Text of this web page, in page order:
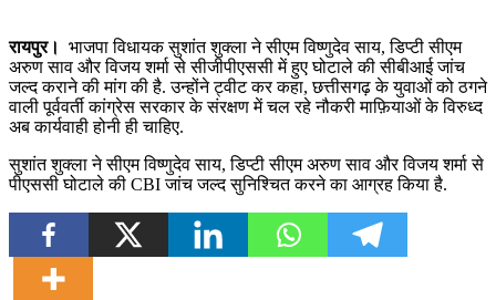
रायपुर।
भाजपा विधायक सुशांत शुक्ला ने सीएम विष्णुदेव साय, डिप्टी सीएम
अरुण साव और विजय शर्मा से सीजीपीएससी में हुए घोटाले की सीबीआई जांच
जल्द कराने की मांग की है. उन्होंने ट्वीट कर कहा, छत्तीसगढ़ के युवाओं को ठगने
वाली पूर्ववर्ती कांग्रेस सरकार के संरक्षण में चल रहे नौकरी माफ़ियाओं के विरुध्द
अब कार्यवाही होनी ही चाहिए.
सुशांत शुक्ला ने सीएम विष्णुदेव साय, डिप्टी सीएम अरुण साव और विजय शर्मा से
पीएससी घोटाले की CBI जांच जल्द सुनिश्चित करने का आग्रह किया है.